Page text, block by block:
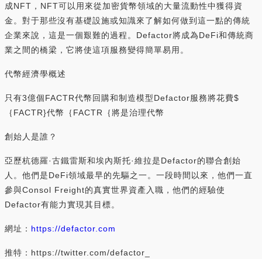
成NFT，NFT可以用來從加密貨幣領域的大量流動性中獲得資
金。對于那些沒有基礎設施或知識來了解如何做到這一點的傳統
企業來說，這是一個艱難的過程。Defactor將成為DeFi和傳統商
業之間的橋梁，它將使這項服務變得簡單易用。
代幣經濟學概述
只有3億個FACTR代幣回購和制造模型Defactor服務將花費$
｛FACTR}代幣｛FACTR｛將是治理代幣
創始人是誰？
亞歷杭德羅·古鐵雷斯和埃內斯托·維拉是Defactor的聯合創始
人。他們是DeFi領域最早的先驅之一。一段時間以來，他們一直
參與Consol Freight的真實世界資產入職，他們的經驗使
Defactor有能力實現其目標。
網址： https://defactor.com
推特：https://twitter.com/defactor_